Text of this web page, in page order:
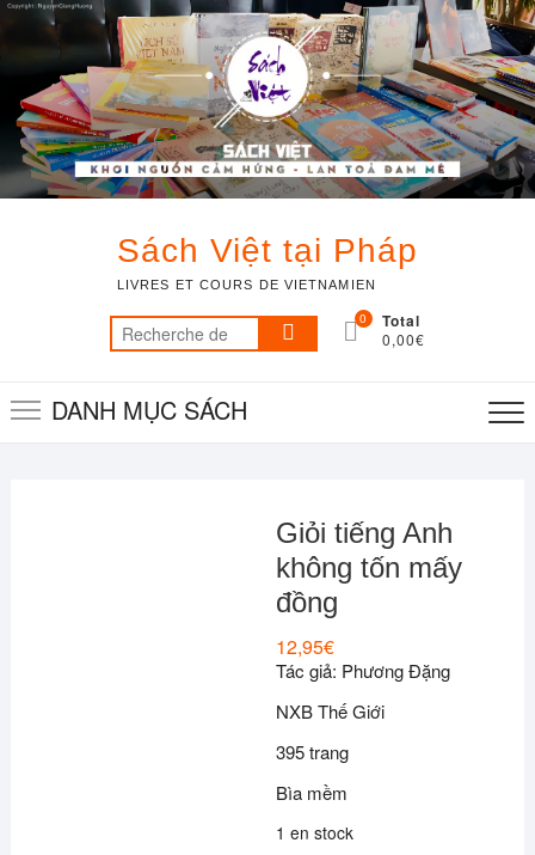
Skip
content
Sách Việt tại Pháp
LIVRES ET COURS DE VIETNAMIEN
Recherche
pour :
0 Total
0,00€
DANH MỤC SÁCH
Giỏi tiếng Anh
không tốn mấy
đồng
12,95€
Tác giả: Phương Đặng
NXB Thế Giới
395 trang
Bìa mềm
1 en stock